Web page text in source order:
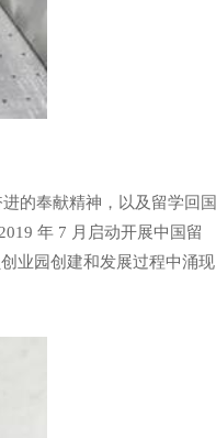
的奉献精神，以及留学回国
年 7 月启动开展中国留
业园创建和发展过程中涌现